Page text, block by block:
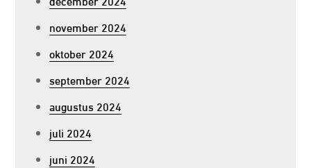
november 2024
oktober 2024
september 2024
augustus 2024
juli 2024
juni 2024